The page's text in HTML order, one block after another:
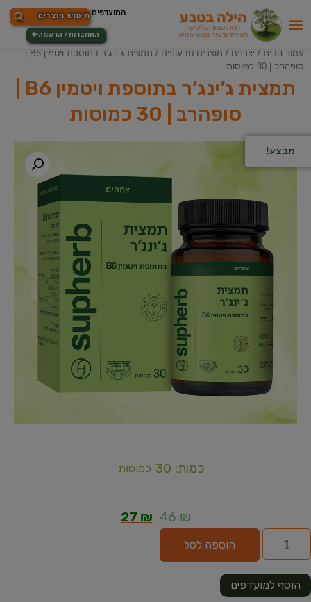
התחברות / הרשמה
עמוד הבית / יצרנים / מוצרים טבעוניים
/ תמצית ג’ינג’ר בתוספת ויטמין B6 |
סופהרב | 30 כמוסות
סופהרב | 30 כמוסות
מבצע!
כמות: 30 כמוסות
46 ₪
27 ₪
הוספה לסל
הוסף למועדפים